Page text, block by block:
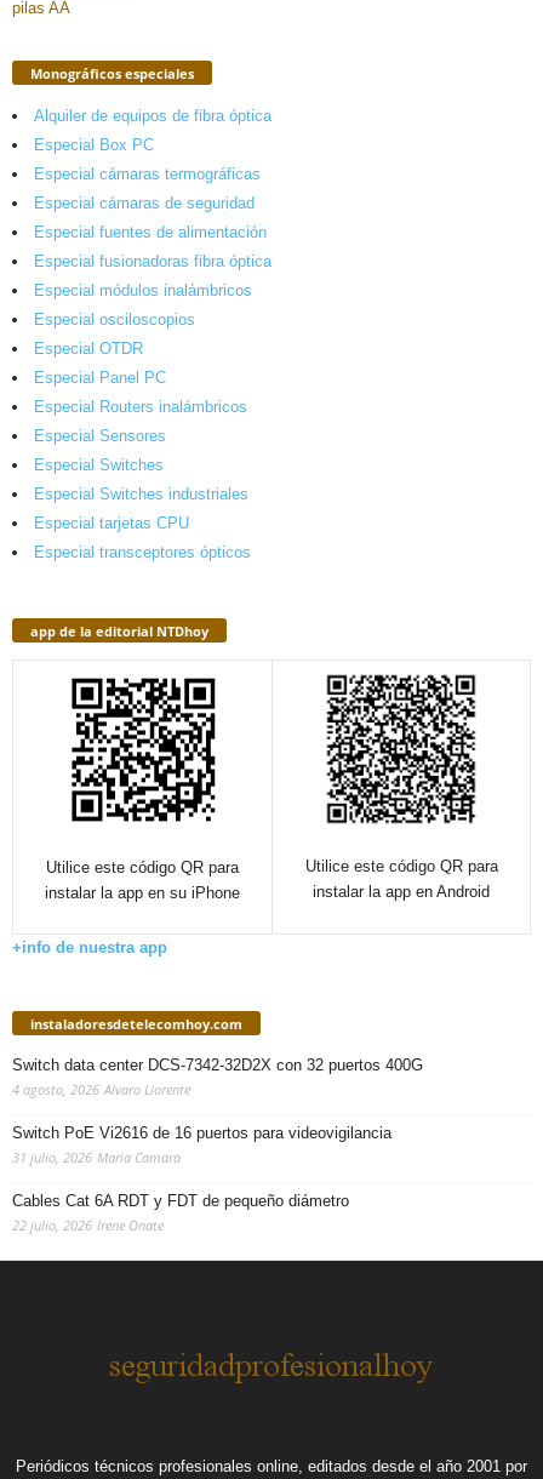
Monográficos especiales
Alquiler de equipos de fibra óptica
Especial Box PC
Especial cámaras termográficas
Especial cámaras de seguridad
Especial fuentes de alimentación
Especial fusionadoras fibra óptica
Especial módulos inalámbricos
Especial osciloscopios
Especial OTDR
Especial Panel PC
Especial Routers inalámbricos
Especial Sensores
Especial Switches
Especial Switches industriales
Especial tarjetas CPU
Especial transceptores ópticos
app de la editorial NTDhoy
Utilice este código QR para
instalar la app en su iPhone
Utilice este código QR para
instalar la app en Android
+info de nuestra app
instaladoresdetelecomhoy.com
Switch data center DCS-7342-32D2X con 32 puertos 400G
4 agosto, 2026 Alvaro Llorente
Switch PoE Vi2616 de 16 puertos para videovigilancia
31 julio, 2026 Maria Camara
Cables Cat 6A RDT y FDT de pequeño diámetro
22 julio, 2026 Irene Onate
Periódicos técnicos profesionales online, editados desde el año 2001 por